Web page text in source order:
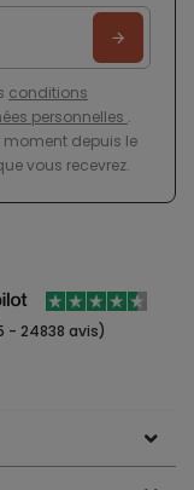
conditions
personnelles .
depuis le
vous recevrez.
- 24838 avis)